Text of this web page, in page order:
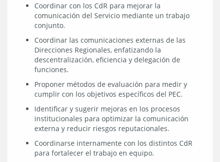
Coordinar con los CdR para mejorar la
comunicación del Servicio mediante un trabajo
conjunto.
Coordinar las comunicaciones externas de las
Direcciones Regionales, enfatizando la
descentralización, eficiencia y delegación de
funciones.
Proponer métodos de evaluación para medir y
cumplir con los objetivos específicos del PEC.
Identificar y sugerir mejoras en los procesos
institucionales para optimizar la comunicación
externa y reducir riesgos reputacionales.
Coordinarse internamente con los distintos CdR
para fortalecer el trabajo en equipo.